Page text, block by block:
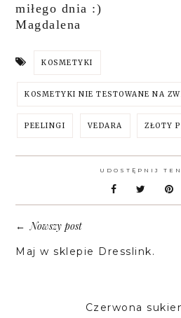
miłego dnia :)
Magdalena
KOSMETYKI
KOSMETYKI NIE TESTOWANE NA
PEELINGI VEDARA ZŁOTY
UDOSTĘPNIJ
←Nowszy post
Maj w sklepie Dresslink.
Czerwona